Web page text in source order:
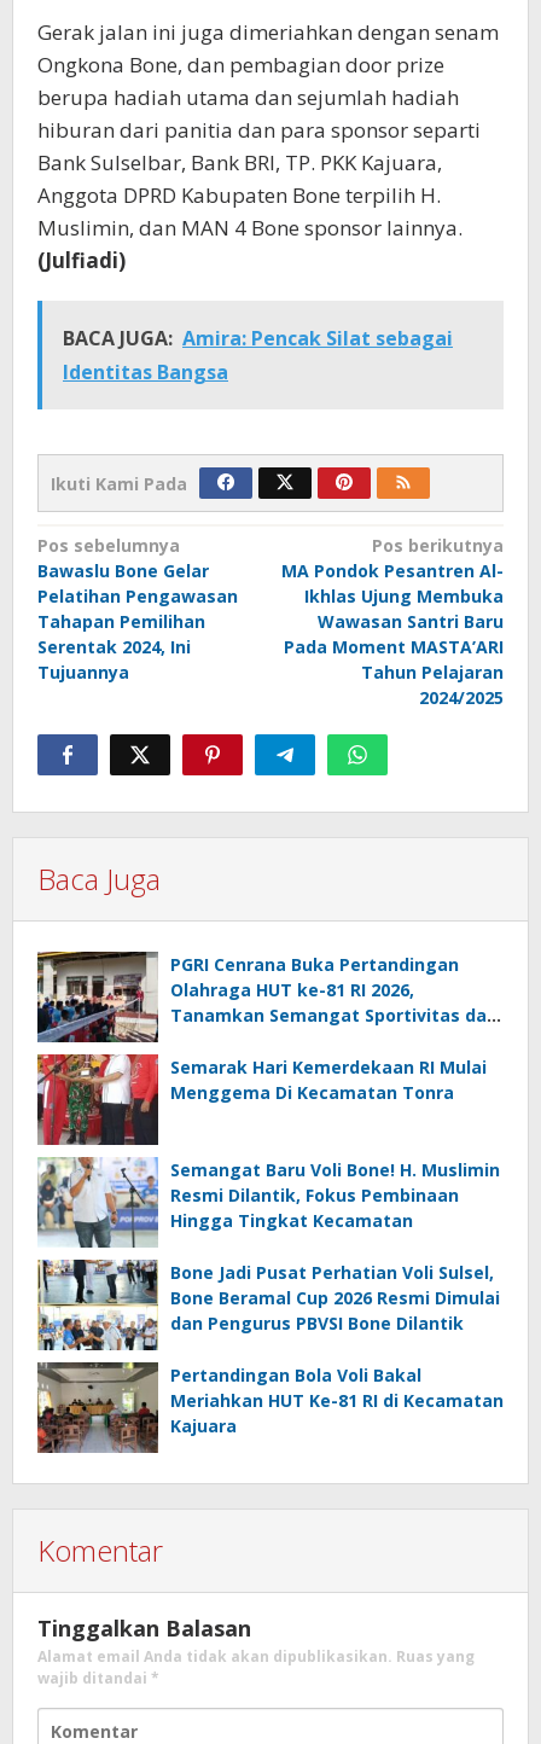
Gerak jalan ini juga dimeriahkan dengan senam
Ongkona Bone, dan pembagian door prize
berupa hadiah utama dan sejumlah hadiah
hiburan dari panitia dan para sponsor separti
Bank Sulselbar, Bank BRI, TP. PKK Kajuara,
Anggota DPRD Kabupaten Bone terpilih H.
Muslimin, dan MAN 4 Bone sponsor lainnya.
(Julfiadi)
BACA JUGA: Amira: Pencak Silat sebagai
Identitas Bangsa
Ikuti Kami Pada
Navigasi
pos
Pos sebelumnya
Bawaslu Bone Gelar
Pelatihan Pengawasan
Tahapan Pemilihan
Serentak 2024, Ini
Tujuannya
Pos berikutnya
MA Pondok Pesantren Al-
Ikhlas Ujung Membuka
Wawasan Santri Baru
Pada Moment MASTA’ARI
Tahun Pelajaran
2024/2025
Baca Juga
PGRI Cenrana Buka Pertandingan
Olahraga HUT ke-81 RI 2026,
Tanamkan Semangat Sportivitas dan
Semarak Hari Kemerdekaan RI Mulai
Menggema Di Kecamatan Tonra
Semangat Baru Voli Bone! H. Muslimin
Resmi Dilantik, Fokus Pembinaan
Hingga Tingkat Kecamatan
Bone Jadi Pusat Perhatian Voli Sulsel,
Bone Beramal Cup 2026 Resmi Dimulai
dan Pengurus PBVSI Bone Dilantik
Pertandingan Bola Voli Bakal
Meriahkan HUT Ke-81 RI di Kecamatan
Kajuara
Komentar
Tinggalkan Balasan
Alamat email Anda tidak akan dipublikasikan. Ruas yang
wajib ditandai *